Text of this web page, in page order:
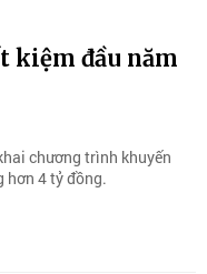
kiệm đầu năm
chương trình khuyến
hơn 4 tỷ đồng.